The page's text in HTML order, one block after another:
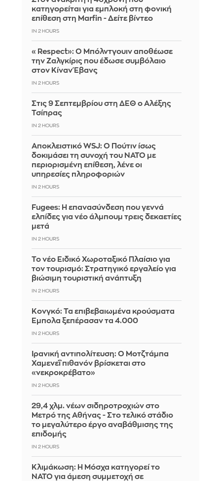
κατηγορείται για εμπλοκή στη φονική
επίθεση στη Marfin - Δείτε βίντεο
IN 2 HOURS
«Respect»: Ο Μπόλντγουιν αποθέωσε
την Ζαλγκίρις που έδωσε συμβόλαιο
στον Κίναν Έβανς
IN 2 HOURS
Στις 9 Σεπτεμβρίου στη ΔΕΘ ο Αλέξης
Τσίπρας
IN 2 HOURS
Αποκλειστικό WSJ: Ο Πούτιν ίσως
δοκιμάσει τη συνοχή του ΝΑΤΟ με
περιορισμένη επίθεση, λένε οι
υπηρεσίες πληροφοριών
IN 2 HOURS
Fugees: Η επανασύνδεση που γεννά
ελπίδες για νέο άλμπουμ τρεις δεκαετίες
μετά
IN 2 HOURS
Το νέο Ειδικό Χωροταξικό Πλαίσιο για
τον τουρισμό: Στρατηγικό εργαλείο για
βιώσιμη τουριστική ανάπτυξη
IN 2 HOURS
Κονγκό: Τα επιβεβαιωμένα κρούσματα
Έμπολα ξεπέρασαν τα 4.000
IN 2 HOURS
Ιρανική αντιπολίτευση: Ο Μοτζτάμπα
Χαμενεΐ πιθανόν βρίσκεται στο
«νεκροκρέβατο»
IN 2 HOURS
29,4 χλμ. νέων σιδηροτροχιών στο
Μετρό της Αθήνας - Στο τελικό στάδιο
το μεγαλύτερο έργο αναβάθμισης της
επιδομής
IN 2 HOURS
Κλιμάκωση: Η Μόσχα κατηγορεί το
ΝΑΤΟ για άμεση συμμετοχή σε